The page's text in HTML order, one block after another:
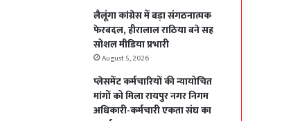
लैलूंगा कांग्रेस में बड़ा संगठनात्मक
फेरबदल, हीरालाल राठिया बने सह
सोशल मीडिया प्रभारी
August 5, 2026
प्लेसमेंट कर्मचारियों की न्यायोचित
मांगों को मिला रायपुर नगर निगम
अधिकारी-कर्मचारी एकता संघ का